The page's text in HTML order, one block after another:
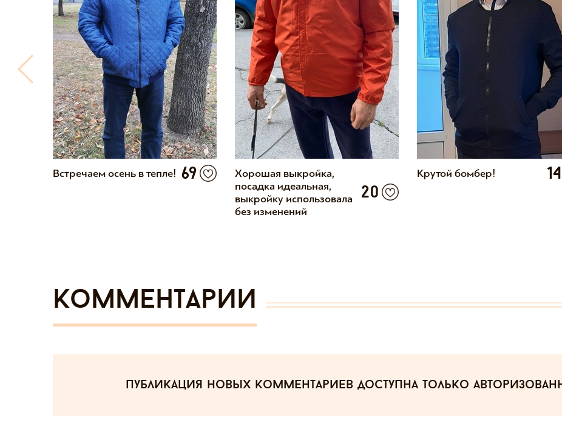
Встречаем осень в тепле! 69
Хорошая выкройка,
посадка идеальная,
выкройку использовала
без изменений
20
Крутой бомбер! 14
Комментарии
публикация новых комментариев доступна только